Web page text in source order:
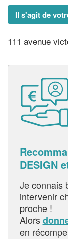
Il s'agit de
111 avenue
DESIGN
Je connais
intervenir
proche !
Alors
en